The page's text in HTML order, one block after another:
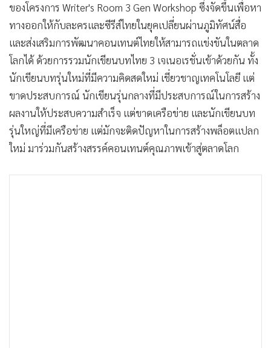
ของโครงการ Writer's Room 3 Gen Workshop ซึ่งจัดขึ้นเพื่อหา
ทางออกให้กับละครและซีรีส์ไทยในยุคเปลี่ยนผ่านภูมิทัศน์สื่อ
และส่งเสริมการพัฒนาคอนเทนต์ไทยให้สามารถแข่งขันในตลาด
โลกได้ ด้วยการรวมนักเขียนบทไทย 3 เจเนอเรชั่นเข้าด้วยกัน ทั้ง
นักเขียนบทรุ่นใหม่ที่มีความคิดสดใหม่ เชี่ยวชาญเทคโนโลยี แต่
ขาดประสบการณ์ นักเขียนรุ่นกลางที่มีประสบการณ์ในการสร้าง
ผลงานให้ประสบความสําเร็จ แต่ขาดเครือข่าย และนักเขียนบท
รุ่นใหญ่ที่มีเครือข่าย แต่มักจะติดปัญหาในการสร้างพล็อตแปลก
ใหม่ มาร่วมกันสร้างสรรค์คอนเทนต์คุณภาพเข้าสู่ตลาดโลก